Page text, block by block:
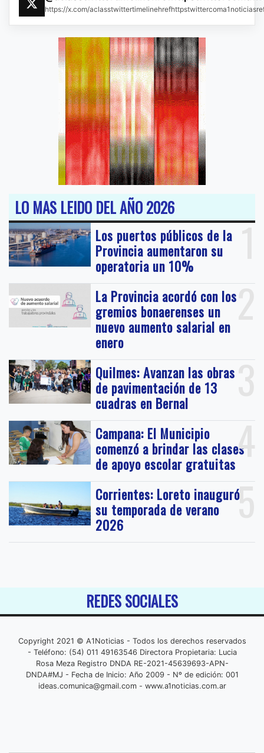
https://x.com/
LO MAS LEIDO DEL AÑO 2026
1
Los puertos públicos de la
Provincia aumentaron su
operatoria un 10%
2
La Provincia acordó con los
gremios bonaerenses un
nuevo aumento salarial en
enero
3
Quilmes: Avanzan las obras
de pavimentación de 13
cuadras en Bernal
4
Campana: El Municipio
comenzó a brindar las clases
de apoyo escolar gratuitas
5
Corrientes: Loreto inauguró
su temporada de verano
2026
REDES SOCIALES
Copyright 2021 © A1Noticias - Todos los derechos reservados
- Teléfono: (54) 011 49163546 Directora Propietaria: Lucia
Rosa Meza Registro DNDA RE-2021-45639693-APN-
DNDA#MJ - Fecha de Inicio: Año 2009 - Nº de edición: 001
ideas.comunica@gmail.com- www.a1noticias.com.ar